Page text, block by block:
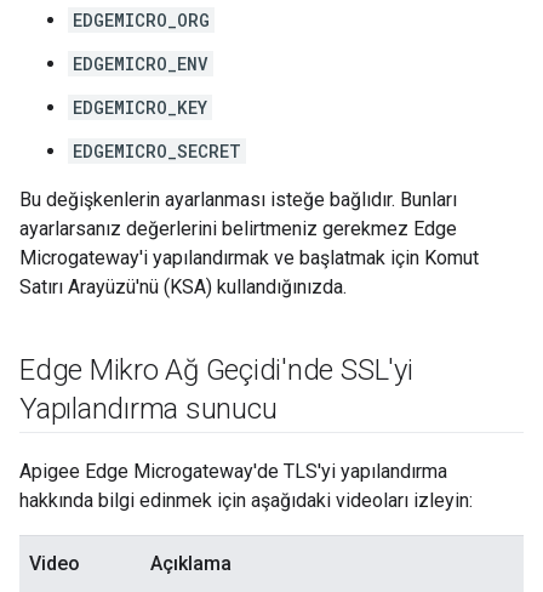
EDGEMICRO_ORG
EDGEMICRO_ENV
EDGEMICRO_KEY
EDGEMICRO_SECRET
Bu değişkenlerin ayarlanması isteğe bağlıdır. Bunları
ayarlarsanız değerlerini belirtmeniz gerekmez Edge
Microgateway'i yapılandırmak ve başlatmak için Komut
Satırı Arayüzü'nü (KSA) kullandığınızda.
Edge Mikro Ağ Geçidi'nde SSL'yi
Yapılandırma sunucu
Apigee Edge Microgateway'de TLS'yi yapılandırma
hakkında bilgi edinmek için aşağıdaki videoları izleyin:
Video Açıklama